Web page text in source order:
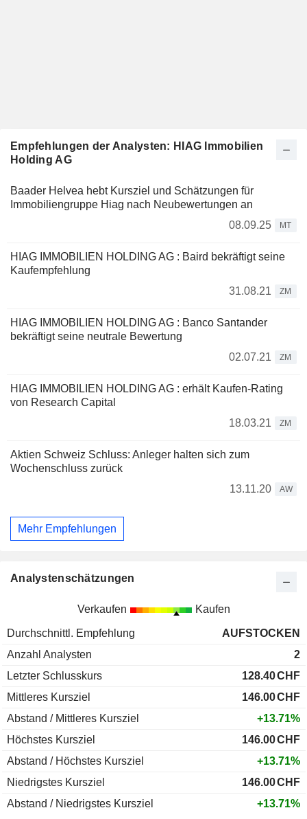
Empfehlungen der Analysten: HIAG Immobilien
Holding AG
Baader Helvea hebt Kursziel und Schätzungen für
Immobiliengruppe Hiag nach Neubewertungen an
08.09.25
MT
HIAG IMMOBILIEN HOLDING AG : Baird bekräftigt seine
Kaufempfehlung
31.08.21
ZM
HIAG IMMOBILIEN HOLDING AG : Banco Santander
bekräftigt seine neutrale Bewertung
02.07.21
ZM
HIAG IMMOBILIEN HOLDING AG : erhält Kaufen-Rating
von Research Capital
18.03.21
ZM
Aktien Schweiz Schluss: Anleger halten sich zum
Wochenschluss zurück
13.11.20
AW
Mehr Empfehlungen
Analystenschätzungen
Verkaufen Kaufen
Durchschnittl. Empfehlung
AUFSTOCKEN
Anzahl Analysten
2
Letzter Schlusskurs
128.40CHF
Mittleres Kursziel
146.00CHF
Abstand / Mittleres Kursziel
+13.71%
Höchstes Kursziel
146.00CHF
Abstand / Höchstes Kursziel
+13.71%
Niedrigstes Kursziel
146.00CHF
Abstand / Niedrigstes Kursziel
+13.71%